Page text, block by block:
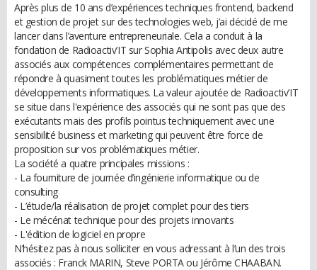
Après plus de 10 ans d’expériences techniques frontend, backend
et gestion de projet sur des technologies web, j’ai décidé de me
lancer dans l’aventure entrepreneuriale. Cela a conduit à la
fondation de Radioactiv’IT sur Sophia Antipolis avec deux autre
associés aux compétences complémentaires permettant de
répondre à quasiment toutes les problématiques métier de
développements informatiques. La valeur ajoutée de Radioactiv’IT
se situe dans l'expérience des associés qui ne sont pas que des
exécutants mais des profils pointus techniquement avec une
sensibilité business et marketing qui peuvent être force de
proposition sur vos problématiques métier.
La société a quatre principales missions :
- La fourniture de journée d’ingénierie informatique ou de
consulting
- L’étude/la réalisation de projet complet pour des tiers
- Le mécénat technique pour des projets innovants
- L'édition de logiciel en propre
N’hésitez pas à nous solliciter en vous adressant à l’un des trois
associés : Franck MARIN, Steve PORTA ou Jérôme CHAABAN.